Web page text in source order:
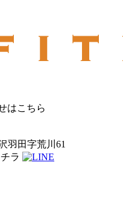
はこちら
羽田字荒川61
ラ